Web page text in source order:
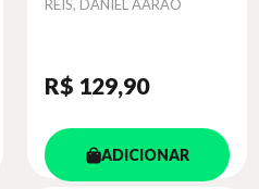
Autor
REIS, DANIEL AARÃO
R$ 129,90
ADICIONAR